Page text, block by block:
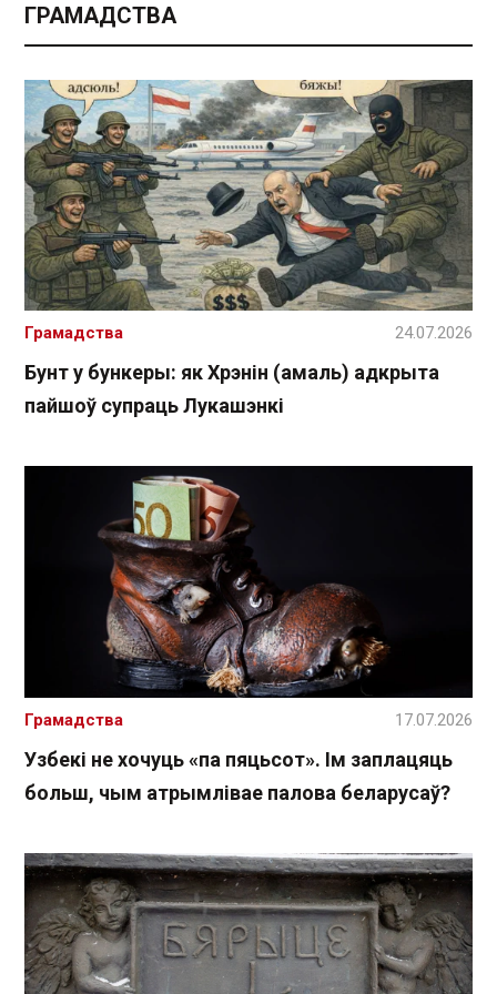
ГРАМАДСТВА
Бунт у бункеры: як Хрэнін (амаль) адкрыта
пайшоў супраць Лукашэнкі
Грамадства 24.07.2026
Узбекі не хочуць «па пяцьсот». Ім заплацяць
больш, чым атрымлівае палова беларусаў?
Грамадства 17.07.2026